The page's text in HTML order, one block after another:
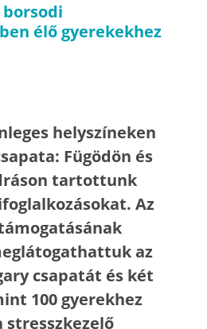
élő gyerekekhez
helyszíneken
Fügödön és
tartottunk
Az
az
csapatát és két
100 gyerekhez